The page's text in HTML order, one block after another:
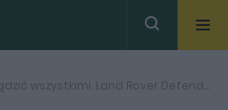
Jeden, by rządzić wszystkimi. Land Rover Defender Octa zaskoczył mnie jak mało co. Sprawdziłem jego możliwości